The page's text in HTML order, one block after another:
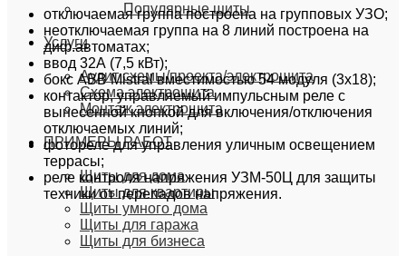
Популярные щиты
Услуги
Аудит схемы/проекта/электрощита
Схема электрощита
Монтаж электрощита
ПРИМЕРЫ РАБОТ
Щиты для дома
Щиты для квартиры
Щиты умного дома
Щиты для гаража
Щиты для бизнеса
отключаемая группа построена на групповых УЗО;
неотключаемая группа на 8 линий построена на
диф.автоматах;
ввод 32А (7,5 кВт);
бокс ABB Mistral вместимостью 54 модуля (3х18);
контактор, управляемый импульсным реле с
вынесенной кнопкой для включения/отключения
отключаемых линий;
фотореле для управления уличным освещением
террасы;
реле контроля напряжения УЗМ-50Ц для защиты
техники от перепадов напряжения.